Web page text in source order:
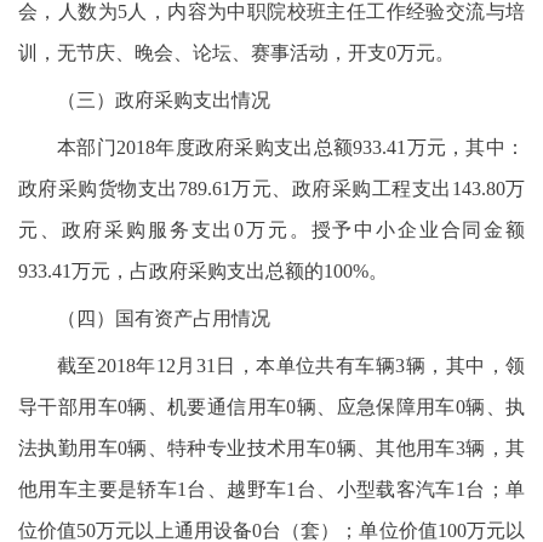
会，人数为5人，内容为中职院校班主任工作经验交流与培
训，无节庆、晚会、论坛、赛事活动，开支0万元。
（三）政府采购支出情况
本部门2018年度政府采购支出总额933.41万元，其中：
政府采购货物支出789.61万元、政府采购工程支出143.80万
元、政府采购服务支出0万元。授予中小企业合同金额
933.41万元，占政府采购支出总额的100%。
（四）国有资产占用情况
截至2018年12月31日，本单位共有车辆3辆，其中，领
导干部用车0辆、机要通信用车0辆、应急保障用车0辆、执
法执勤用车0辆、特种专业技术用车0辆、其他用车3辆，其
他用车主要是轿车1台、越野车1台、小型载客汽车1台；单
位价值50万元以上通用设备0台（套）；单位价值100万元以